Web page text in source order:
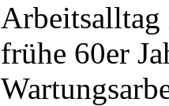
Arbeitsalltag
frühe 60er